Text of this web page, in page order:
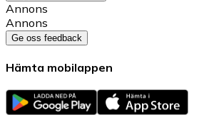
Annons
Annons
Ge oss feedback
Hämta mobilappen